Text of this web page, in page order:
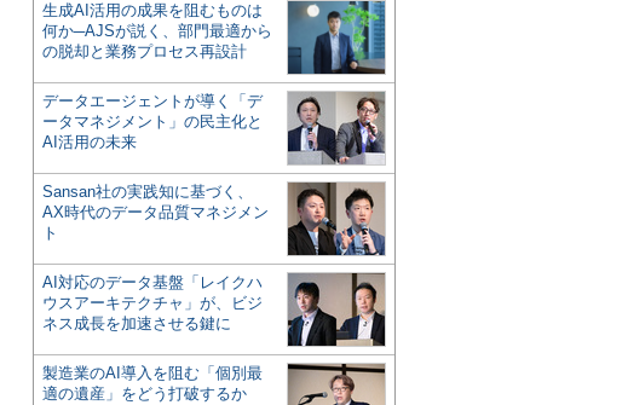
生成AI活用の成果を阻むものは
何か─AJSが説く、部門最適から
の脱却と業務プロセス再設計
データエージェントが導く「デ
ータマネジメント」の民主化と
AI活用の未来
Sansan社の実践知に基づく、
AX時代のデータ品質マネジメン
ト
AI対応のデータ基盤「レイクハ
ウスアーキテクチャ」が、ビジ
ネス成長を加速させる鍵に
製造業のAI導入を阻む「個別最
適の遺産」をどう打破するか